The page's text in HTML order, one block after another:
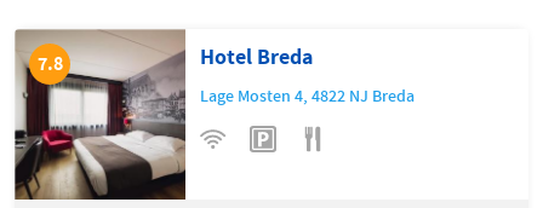
7.8 Hotel Breda
Lage Mosten 4,4822 NJ Breda